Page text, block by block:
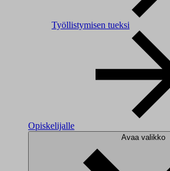
Työllistymisen tueksi
Opiskelijalle
Avaa valikko